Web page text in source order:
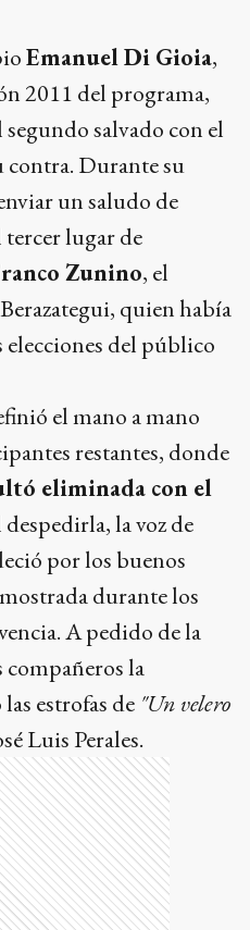
Emanuel Di Gioia,
2011 del programa,
salvado con el
contra. Durante su
un saludo de
tercer lugar de
Zunino, el
quien había
elecciones del público
el mano a mano
restantes, donde
eliminada con el
despedirla, la voz de
por los buenos
durante los
A pedido de la
la
estrofas de "Un velero
Luis Perales.